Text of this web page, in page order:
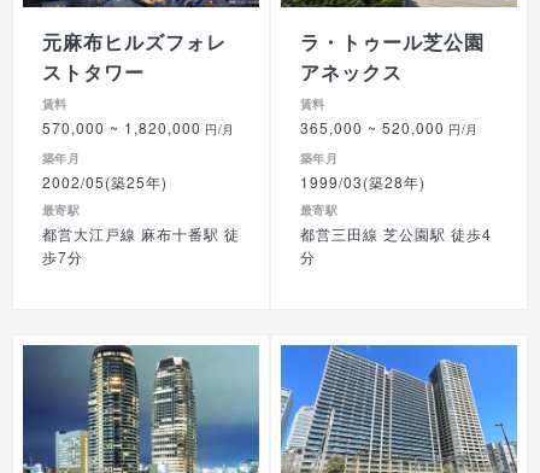
元麻布ヒルズフォレ
ストタワー
賃料
570,000 ~ 1,820,000 円/月
築年月
2002/05(築25年)
最寄駅
都営大江戸線 麻布十番駅 徒
歩7分
ラ・トゥール芝公園
アネックス
賃料
365,000 ~ 520,000 円/月
築年月
1999/03(築28年)
最寄駅
都営三田線 芝公園駅 徒歩4
分